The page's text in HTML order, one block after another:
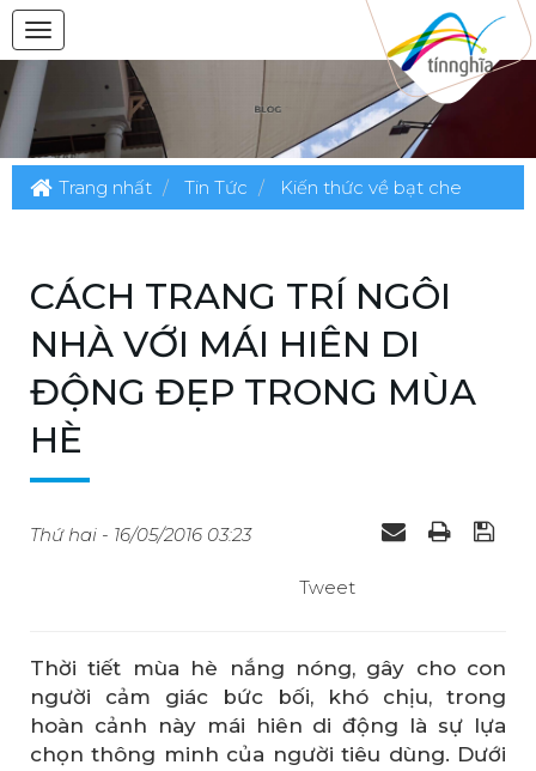
Trang nhất Tin Tức Kiến thức về bạt che
CÁCH TRANG TRÍ NGÔI
NHÀ VỚI MÁI HIÊN DI
ĐỘNG ĐẸP TRONG MÙA
HÈ
Thứ hai - 16/05/2016 03:23
Tweet
Thời tiết mùa hè nắng nóng, gây cho con
người cảm giác bức bối, khó chịu, trong
hoàn cảnh này mái hiên di động là sự lựa
chọn thông minh của người tiêu dùng. Dưới